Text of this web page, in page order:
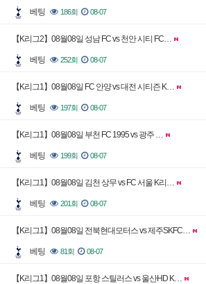
베팅 186회 08-07
【K리그2】08월08일 성남 FC vs 천안 시티 FC…
베팅 252회 08-07
【K리그1】08월08일 FC 안양 vs 대전 시티즌 K…
베팅 197회 08-07
【K리그1】08월08일 부천 FC 1995 vs 광주 …
베팅 199회 08-07
【K리그1】08월08일 김천 상무 vs FC 서울 K리…
베팅 201회 08-07
【K리그1】08월08일 전북현대모터스 vs 제주SKFC…
베팅 81회 08-07
【K리그1】08월08일 포항 스틸러스 vs 울산HD K…